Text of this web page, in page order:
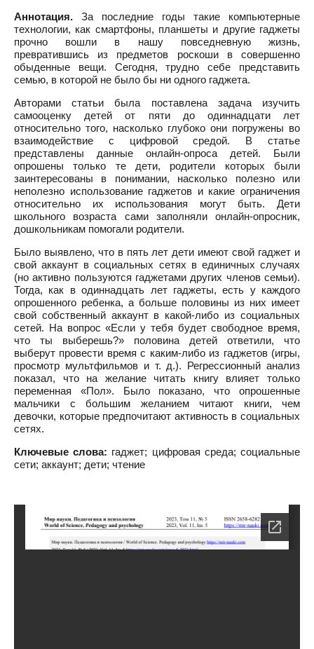
Аннотация. За последние годы такие компьютерные
технологии, как смартфоны, планшеты и другие гаджеты
прочно вошли в нашу повседневную жизнь,
превратившись из предметов роскоши в совершенно
обыденные вещи. Сегодня, трудно себе представить
семью, в которой не было бы ни одного гаджета.
Авторами статьи была поставлена задача изучить
самооценку детей от пяти до одиннадцати лет
относительно того, насколько глубоко они погружены во
взаимодействие с цифровой средой. В статье
представлены данные онлайн-опроса детей. Были
опрошены только те дети, родители которых были
заинтересованы в понимании, насколько полезно или
неполезно использование гаджетов и какие ограничения
относительно их использования могут быть. Дети
школьного возраста сами заполняли онлайн-опросник,
дошкольникам помогали родители.
Было выявлено, что в пять лет дети имеют свой гаджет и
свой аккаунт в социальных сетях в единичных случаях
(но активно пользуются гаджетами других членов семьи).
Тогда, как в одиннадцать лет гаджеты, есть у каждого
опрошенного ребенка, а больше половины из них имеет
свой собственный аккаунт в какой-либо из социальных
сетей. На вопрос «Если у тебя будет свободное время,
что ты выберешь?» половина детей ответили, что
выберут провести время с каким-либо из гаджетов (игры,
просмотр мультфильмов и т. д.). Регрессионный анализ
показал, что на желание читать книгу влияет только
переменная «Пол». Было показано, что опрошенные
мальчики с большим желанием читают книги, чем
девочки, которые предпочитают активность в социальных
сетях.
Ключевые слова: гаджет; цифровая среда; социальные
сети; аккаунт; дети; чтение